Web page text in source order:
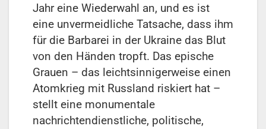
Jahr eine Wiederwahl an, und es ist
eine unvermeidliche Tatsache, dass ihm
für die Barbarei in der Ukraine das Blut
von den Händen tropft. Das epische
Grauen – das leichtsinnigerweise einen
Atomkrieg mit Russland riskiert hat –
stellt eine monumentale
nachrichtendienstliche, politische,